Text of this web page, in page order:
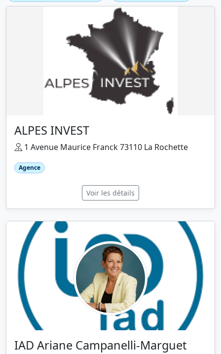
ALPES INVEST
1 Avenue Maurice Franck 73110 La Rochette
Agence
Voir les détails
IAD Ariane Campanelli-Marguet